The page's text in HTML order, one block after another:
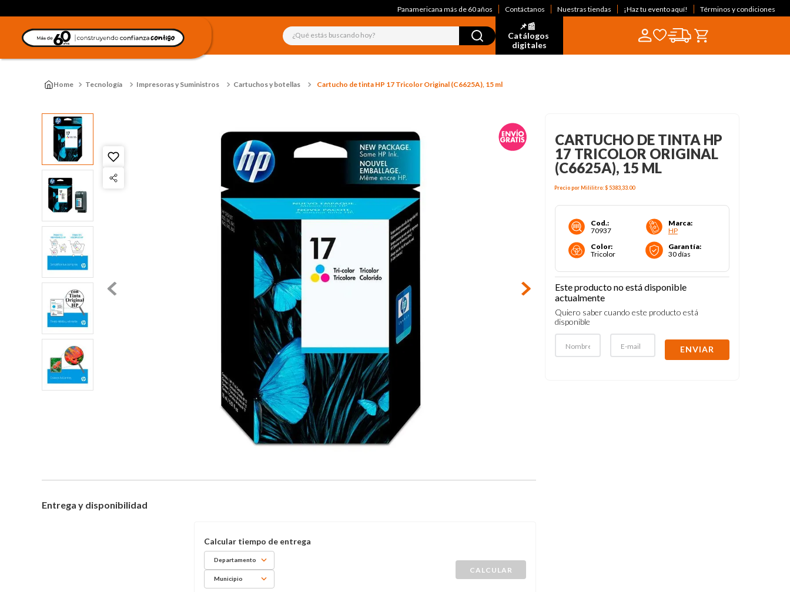
Panamericana más de 60 años Contáctanos Nuestras tiendas ¡Haz tu evento aquí! Términos y condiciones
¿Qué estás buscando hoy?
📌📰
Catálogos
digitales
Tecnología Impresoras y Suministros Cartuchos y botellas Cartucho de tinta HP 17 Tricolor Original (C6625A), 15 ml
Entrega y disponibilidad
Departamento
Municipio
CARTUCHO DE TINTA HP
17 TRICOLOR ORIGINAL
(C6625A), 15 ML
Precio porMililitro:$ 5383,33.00
Cod.:
70937
Marca:
HP
Color:
Tricolor
Garantía:
30 días
Este producto no está disponible
actualmente
Quiero saber cuando este producto está
disponible
ENVIAR